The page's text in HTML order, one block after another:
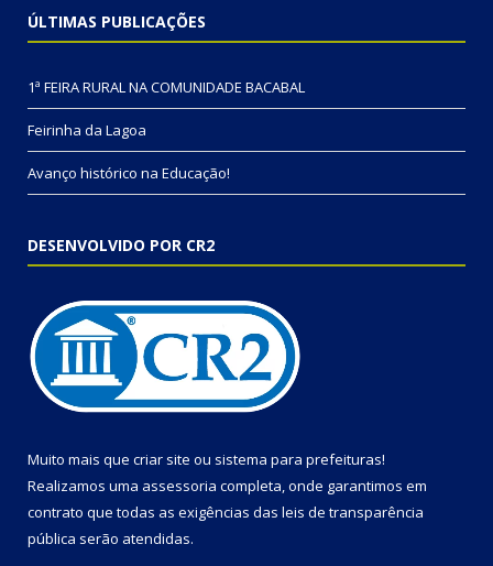
ÚLTIMAS PUBLICAÇÕES
1ª FEIRA RURAL NA COMUNIDADE BACABAL
Feirinha da Lagoa
Avanço histórico na Educação!
DESENVOLVIDO POR CR2
Muito mais que criar site ou sistema para prefeituras!
Realizamos uma assessoria completa, onde garantimos em
contrato que todas as exigências das leis de transparência
pública serão atendidas.